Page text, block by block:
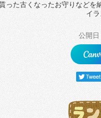
った古くなったお守りなど
イ
公開